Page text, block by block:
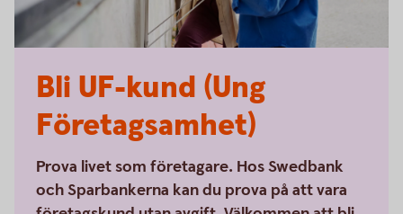
Bli UF-kund (Ung
Företagsamhet)
Prova livet som företagare. Hos Swedbank
och Sparbankerna kan du prova på att vara